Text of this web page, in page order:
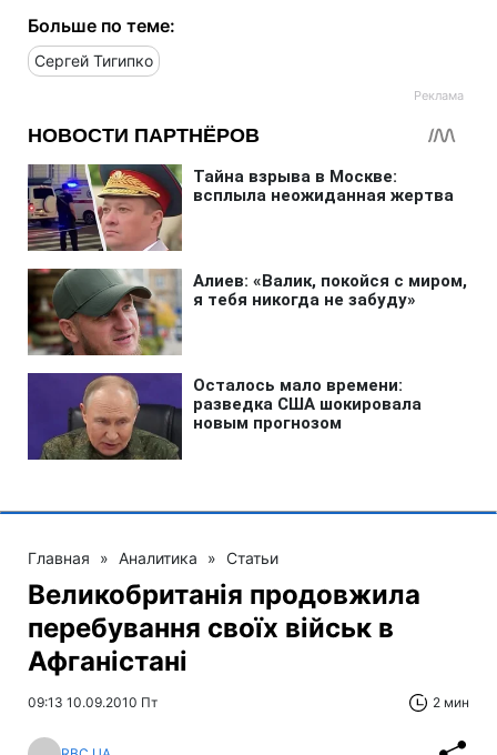
Больше по теме:
Сергей Тигипко
Главная » Аналитика » Статьи
Великобританія продовжила
перебування своїх військ в
Афганістані
09:13 10.09.2010 Пт 2 мин